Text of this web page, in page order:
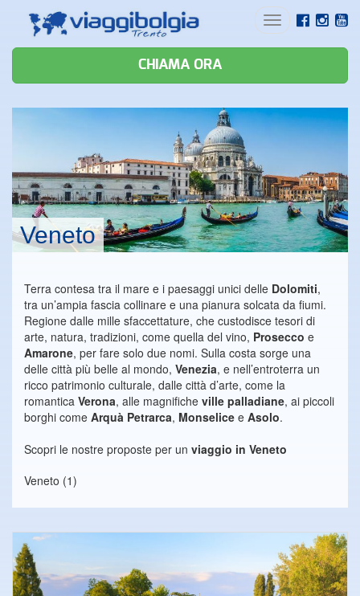
Toggle
CHIAMA ORA
Veneto
Terra contesa tra il mare e i paesaggi unici delle Dolomiti,
tra un’ampia fascia collinare e una pianura solcata da fiumi.
Regione dalle mille sfaccettature, che custodisce tesori di
arte, natura, tradizioni, come quella del vino, Prosecco e
Amarone, per fare solo due nomi. Sulla costa sorge una
delle città più belle al mondo, Venezia, e nell’entroterra un
ricco patrimonio culturale, dalle città d’arte, come la
romantica Verona, alle magnifiche ville palladiane, ai piccoli
borghi come Arquà Petrarca, Monselice e Asolo.
Scopri le nostre proposte per un viaggio in Veneto
Veneto (1)